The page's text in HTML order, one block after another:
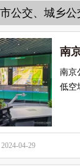
公交、城乡公
南
南京
低空
2024-04-29